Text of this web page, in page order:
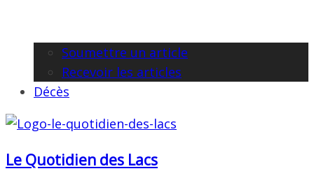
Soumettre un article
Recevoir les articles
Décès
Le Quotidien des Lacs